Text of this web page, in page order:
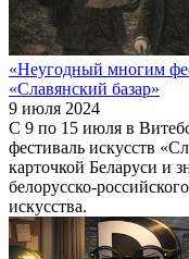
«Неугодный многим
«Славянский базар»
9 июля 2024
С 9 по 15 июля в
фестиваль искусств
карточкой Беларуси и
белорусско-
искусства.